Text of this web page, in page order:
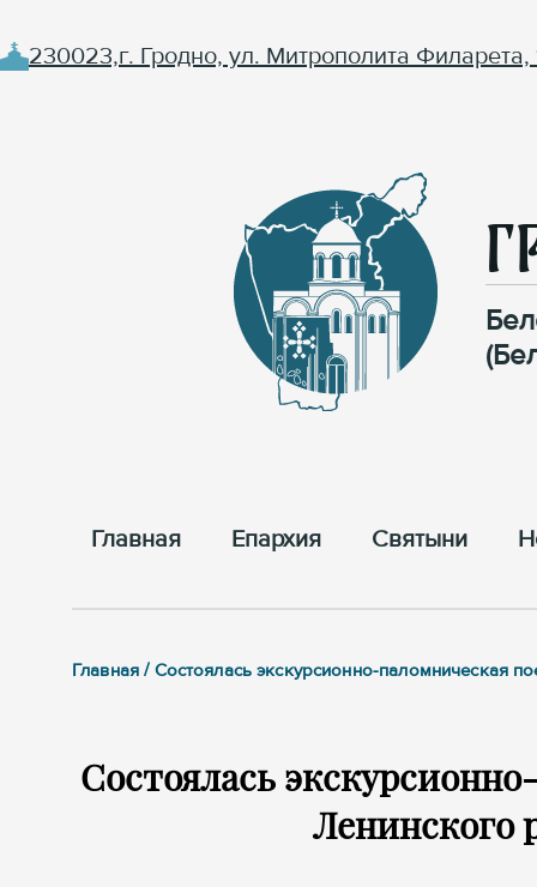
230023,г. Гродно, ул. Митрополита Филарета,
Главная Епархия Cвятыни
Главная / Состоялась экскурсионно-паломническая
Состоялась
Ленинского